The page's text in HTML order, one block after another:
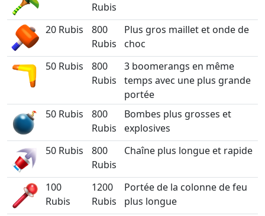
Rubis
20 Rubis
800
Rubis
Plus gros maillet et onde de
choc
50 Rubis
800
Rubis
3 boomerangs en même
temps avec une plus grande
portée
50 Rubis
800
Rubis
Bombes plus grosses et
explosives
50 Rubis
800
Rubis
Chaîne plus longue et rapide
100
Rubis
1200
Rubis
Portée de la colonne de feu
plus longue